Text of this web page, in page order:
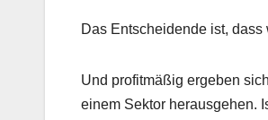
Das Entscheidende ist,
Und profitmäßig ergeben
einem Sektor herausgehen.